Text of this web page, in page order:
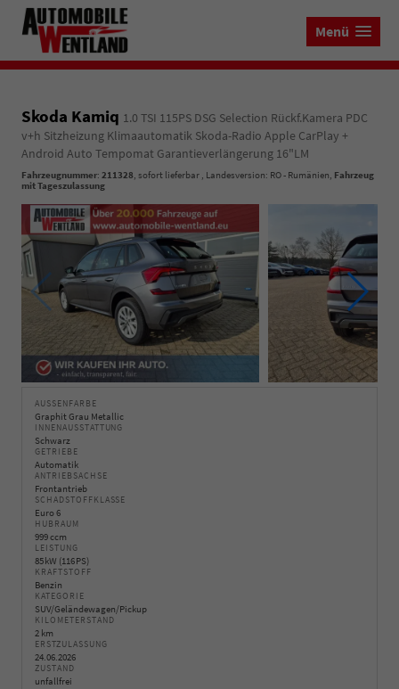
Menü
Skoda Kamiq 1.0 TSI 115PS DSG Selection Rückf.Kamera PDC
v+h Sitzheizung Klimaautomatik Skoda-Radio Apple CarPlay +
Android Auto Tempomat Garantieverlängerung 16"LM
Fahrzeugnummer: 211328, sofort lieferbar , Landesversion: RO - Rumänien, Fahrzeug
mit Tageszulassung
AUSSENFARBE
Graphit Grau Metallic
INNENAUSSTATTUNG
Schwarz
GETRIEBE
Automatik
ANTRIEBSACHSE
Frontantrieb
SCHADSTOFFKLASSE
Euro 6
HUBRAUM
999 ccm
LEISTUNG
85 kW (116 PS)
KRAFTSTOFF
Benzin
KATEGORIE
SUV/Geländewagen/Pickup
KILOMETERSTAND
2 km
ERSTZULASSUNG
24.06.2026
ZUSTAND
unfallfrei